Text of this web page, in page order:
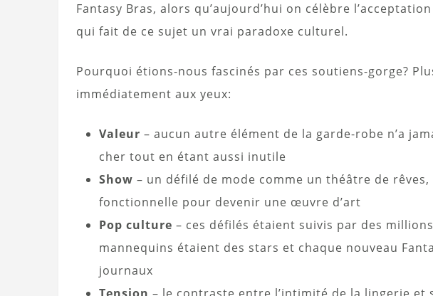
Fantasy Bras, alors qu’aujourd’hui on célèbre
qui fait de ce sujet un vrai paradoxe culturel.
Pourquoi étions-nous fascinés par ces soutiens-gorge?
immédiatement aux yeux:
Valeur – aucun autre élément de la garde-robe n’a
cher tout en étant aussi inutile
Show – un défilé de mode comme un théâtre de
fonctionnelle pour devenir une œuvre d’art
Pop culture – ces défilés étaient suivis par des
mannequins étaient des stars et chaque nouveau
journaux